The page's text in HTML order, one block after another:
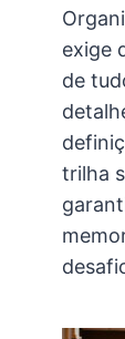
exige
de
trilha